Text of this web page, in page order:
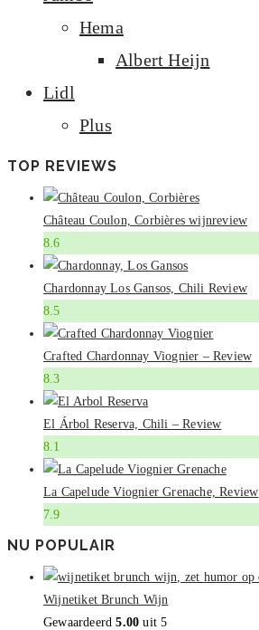
Hema
Albert Heijn
Lidl
Plus
TOP REVIEWS
Château Coulon, Corbières wijnreview
8.6
Chardonnay Los Gansos, Chili Review
8.5
Crafted Chardonnay Viognier – Review
8.3
El Árbol Reserva, Chili – Review
8.1
La Capelude Viognier Grenache, Review
7.9
NU POPULAIR
Wijnetiket Brunch Wijn
Gewaardeerd5.00 uit 5